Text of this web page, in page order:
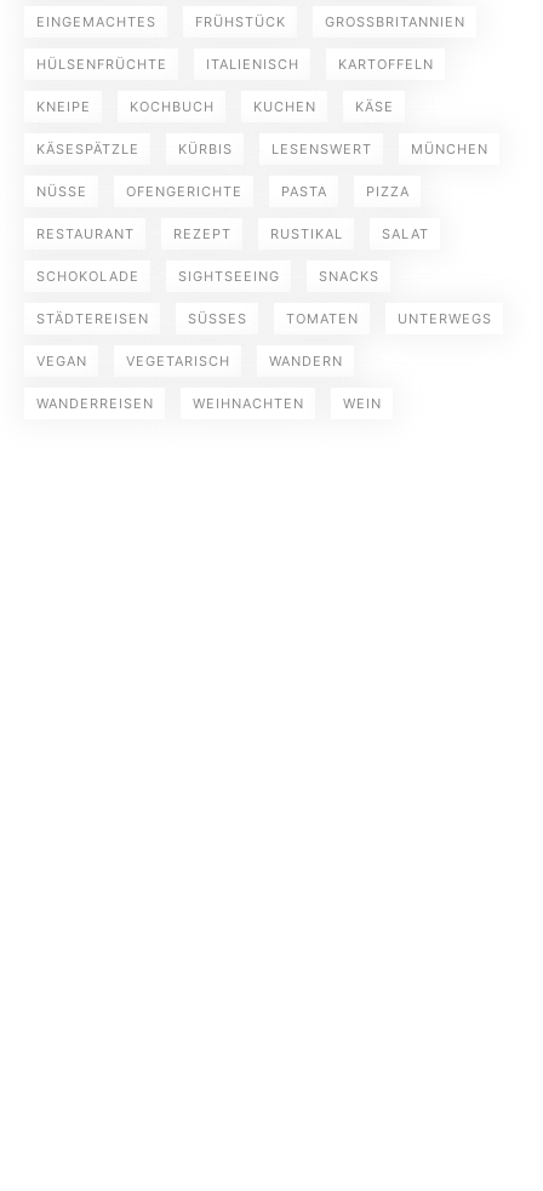
EINGEMACHTES FRÜHSTÜCK GROSSBRITANNIEN
HÜLSENFRÜCHTE ITALIENISCH KARTOFFELN
KNEIPE KOCHBUCH KUCHEN KÄSE
KÄSESPÄTZLE KÜRBIS LESENSWERT MÜNCHEN
NÜSSE OFENGERICHTE PASTA PIZZA
RESTAURANT REZEPT RUSTIKAL SALAT
SCHOKOLADE SIGHTSEEING SNACKS
STÄDTEREISEN SÜSSES TOMATEN UNTERWEGS
VEGAN VEGETARISCH WANDERN
WANDERREISEN WEIHNACHTEN WEIN